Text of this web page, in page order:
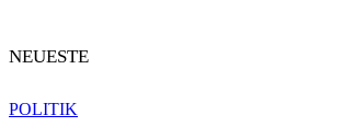
NEUESTE
POLITIK